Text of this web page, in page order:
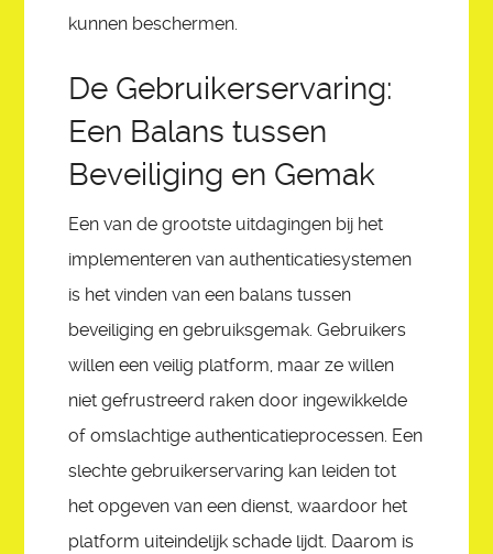
kunnen beschermen.
De Gebruikerservaring:
Een Balans tussen
Beveiliging en Gemak
Een van de grootste uitdagingen bij het
implementeren van authenticatiesystemen
is het vinden van een balans tussen
beveiliging en gebruiksgemak. Gebruikers
willen een veilig platform, maar ze willen
niet gefrustreerd raken door ingewikkelde
of omslachtige authenticatieprocessen. Een
slechte gebruikerservaring kan leiden tot
het opgeven van een dienst, waardoor het
platform uiteindelijk schade lijdt. Daarom is